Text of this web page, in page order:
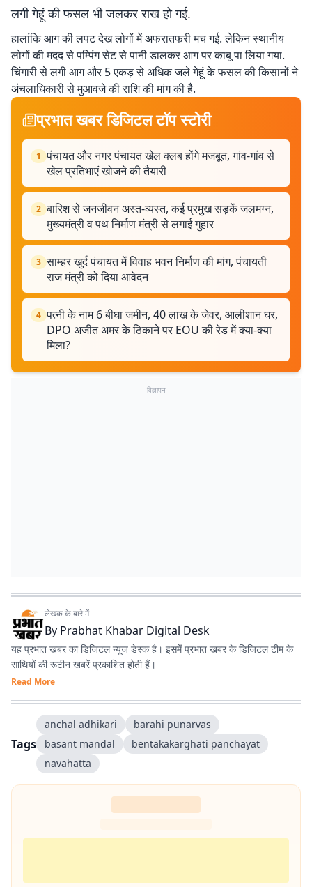
लगी गेहूं की फसल भी जलकर राख हो गई.
हालांकि आग की लपट देख लोगों में अफरातफरी मच गई. लेकिन स्थानीय
लोगों की मदद से पम्पिंग सेट से पानी डालकर आग पर काबू पा लिया गया.
चिंगारी से लगी आग और 5 एकड़ से अधिक जले गेहूं के फसल की किसानों ने
अंचलाधिकारी से मुआवजे की राशि की मांग की है.
प्रभात खबर डिजिटल टॉप स्टोरी
1 पंचायत और नगर पंचायत खेल क्लब होंगे मजबूत, गांव-गांव से
खेल प्रतिभाएं खोजने की तैयारी
2 बारिश से जनजीवन अस्त-व्यस्त, कई प्रमुख सड़कें जलमग्न,
मुख्यमंत्री व पथ निर्माण मंत्री से लगाई गुहार
3 साम्हर खुर्द पंचायत में विवाह भवन निर्माण की मांग, पंचायती
राज मंत्री को दिया आवेदन
4 पत्नी के नाम 6 बीघा जमीन, 40 लाख के जेवर, आलीशान घर,
DPO अजीत अमर के ठिकाने पर EOU की रेड में क्या-क्या
मिला?
विज्ञापन
लेखक के बारे में
By Prabhat Khabar Digital Desk
यह प्रभात खबर का डिजिटल न्यूज डेस्क है। इसमें प्रभात खबर के डिजिटल टीम के
साथियों की रूटीन खबरें प्रकाशित होती हैं।
Read More
Tags
anchal adhikari
barahi punarvas
basant mandal
bentakakarghati panchayat
navahatta